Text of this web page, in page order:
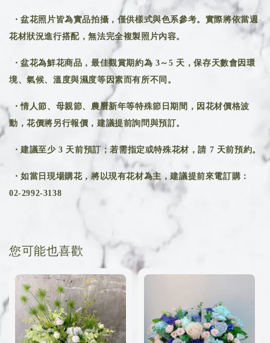
・盆花照片皆為實品拍攝，僅供樣式與色系參考。實際將依當週
花材狀況進行搭配，無法完全複製照片內容。
・盆花為鮮花商品，最佳觀賞期約為 3～5 天，保存天數會因環
境、氣候、溫度與濕度等因素而有所不同。
・情人節、母親節、農曆新年等特殊節日期間，因花材價格波
動，花價將另行報價，建議提前詢問與預訂。
・建議至少 3 天前預訂；若需指定或特殊花材，請 7 天前預約。
・如當日現場購花，將以現有花材為主，建議提前來電訂購：
02-2992-3138
您可能也喜歡